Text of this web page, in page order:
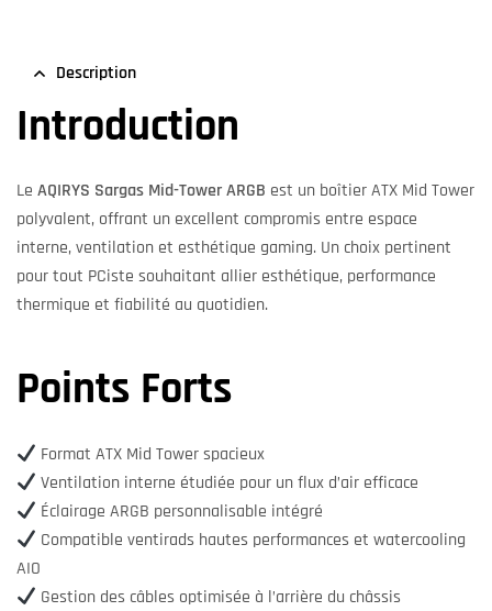
Description
Introduction
Le AQIRYS Sargas Mid-Tower ARGB est un boîtier ATX Mid Tower
polyvalent, offrant un excellent compromis entre espace
interne, ventilation et esthétique gaming. Un choix pertinent
pour tout PCiste souhaitant allier esthétique, performance
thermique et fiabilité au quotidien.
Points Forts
Format ATX Mid Tower spacieux
Ventilation interne étudiée pour un flux d’air efficace
Éclairage ARGB personnalisable intégré
Compatible ventirads hautes performances et watercooling
AIO
Gestion des câbles optimisée à l’arrière du châssis